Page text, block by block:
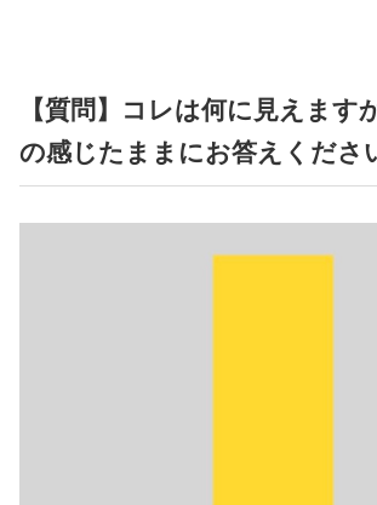
性と愛
ゲーム
【質問】コレは何に見えます
の感じたままにお答えくださ